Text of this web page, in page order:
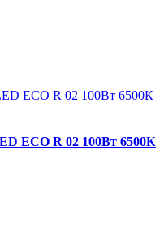
ECO R 02 100Вт 6500К